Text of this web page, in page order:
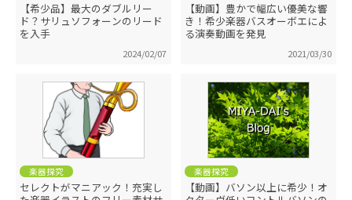
【希少品】最大のダブルリー
ド？サリュソフォーンのリード
を入手
2024/02/07
【動画】豊かで幅広い優美な響
き！希少楽器バスオーボエによ
る演奏動画を発見
2021/03/30
楽器探究
セレクトがマニアック！充実し
楽器探究
【動画】バソン以上に希少！オ